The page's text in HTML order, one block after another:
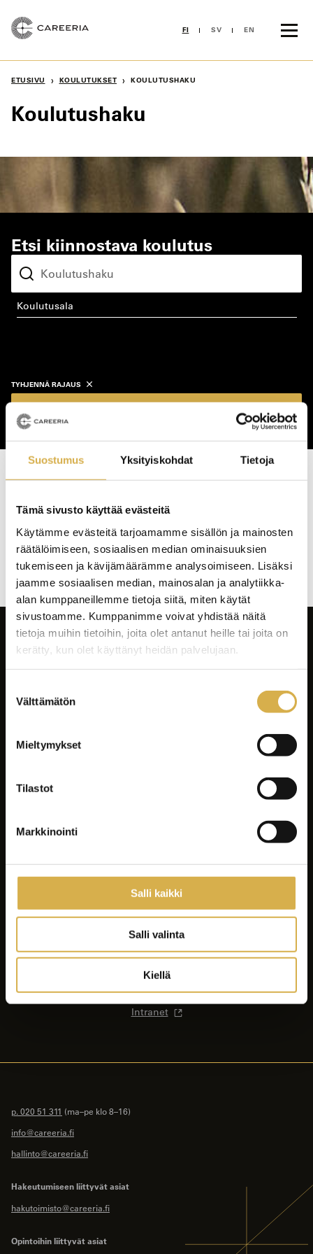
Suostumus Yksityiskohdat Tietoja
Tämä sivusto käyttää evästeitä
Käytämme evästeitä tarjoamamme sisällön ja mainosten
räätälöimiseen, sosiaalisen median ominaisuuksien
tukemiseen ja kävijämäärämme analysoimiseen. Lisäksi
jaamme sosiaalisen median, mainosalan ja analytiikka-
alan kumppaneillemme tietoja siitä, miten käytät
sivustoamme. Kumppanimme voivat yhdistää näitä
tietoja muihin tietoihin, joita olet antanut heille tai joita on
kerätty, kun olet käyttänyt heidän palvelujaan.
valinta
Välttämätön
Mieltymykset
Tilastot
Markkinointi
Salli kaikki
Salli valinta
Kiellä
sisältöön
FI SV EN
ETUSIVU › KOULUTUKSET › KOULUTUSHAKU
Koulutushaku
Etsi kiinnostava koulutus
koulutusala
TYHJENNÄ RAJAUS
Haku tuotti osumia: 0 kpl
Koulutushaun
sivujen
selaus
Yrityksille ja yhteisöille
Asiakastyöt
Careeria
Yhteystiedot
Intranet
p. 020 51 311 (ma–pe klo 8–16)
info@careeria.fi
hallinto@careeria.fi
Hakeutumiseen liittyvät asiat
hakutoimisto@careeria.fi
Opintoihin liittyvät asiat